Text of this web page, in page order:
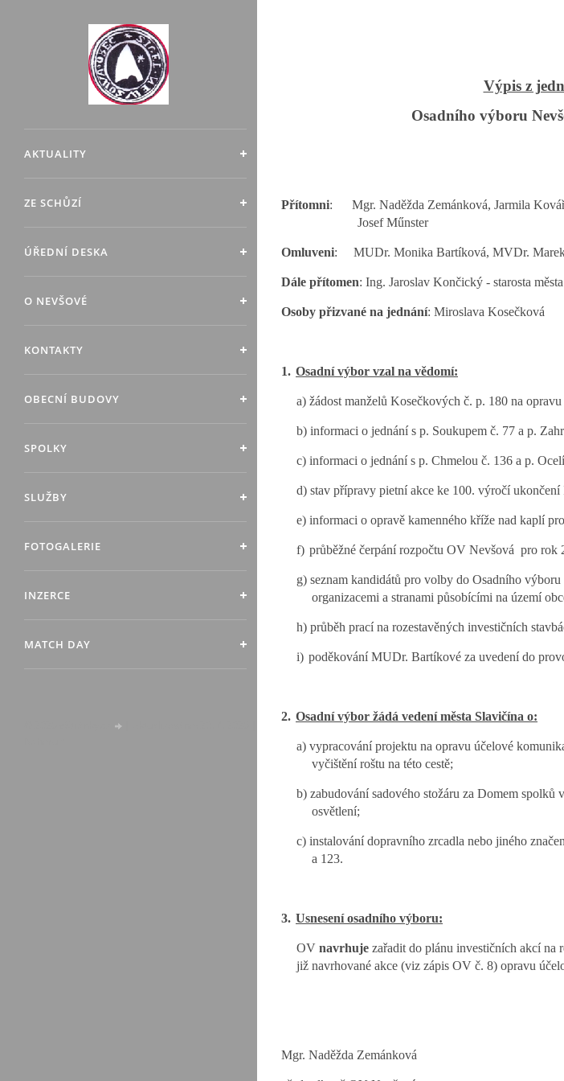
AKTUALITY
ZE SCHŮZÍ
ÚŘEDNÍ DESKA
O NEVŠOVÉ
KONTAKTY
OBECNÍ BUDOVY
SPOLKY
SLUŽBY
FOTOGALERIE
INZERCE
MATCH DAY
Výpis z
Osadního výboru
Přítomni:
Mgr. Naděžda Zemánková, Jarmila
Josef Műnster
Omluveni: MUDr. Monika Bartíková, MVDr.
Dále přítomen: Ing. Jaroslav Končický - starosta města
Osoby přizvané na jednání: Miroslava Kosečková
1. Osadní výbor vzal na vědomí:
a) žádost manželů Kosečkových č. p. 180 na
b) informaci o jednání s p. Soukupem č. 77 a p.
c) informaci o jednání s p. Chmelou č. 136 a p.
d) stav přípravy pietní akce ke 100. výročí
e) informaci o opravě kamenného kříže nad kaplí
f) průběžné čerpání rozpočtu OV Nevšová pro rok
g) seznam kandidátů pro volby do Osadního
organizacemi a stranami působícími na území
h) průběh prací na rozestavěných investičních
i) poděkování MUDr. Bartíkové za uvedení do
2. Osadní výbor žádá vedení města Slavičína o:
a) vypracování projektu na opravu účelové
vyčištění roštu na této cestě;
b) zabudování sadového stožáru za Domem spolků
osvětlení;
c) instalování dopravního zrcadla nebo jiného
a 123.
3. Usnesení osadního výboru:
OV navrhujezařadit do plánu investičních akcí na
již navrhované akce (viz zápis OV č. 8) opravu
Mgr. Naděžda Zemánková